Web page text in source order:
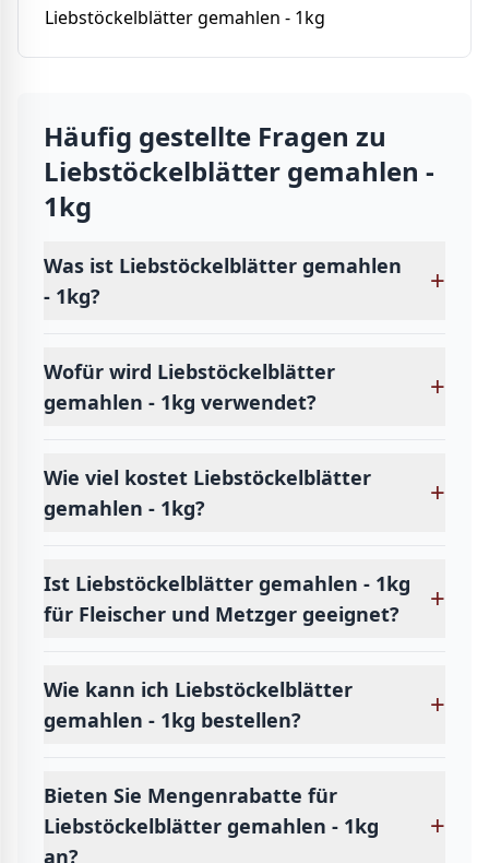
Liebstöckelblätter gemahlen - 1kg
Häufig gestellte Fragen zu
Liebstöckelblätter gemahlen -
1kg
Was ist Liebstöckelblätter gemahlen
- 1kg?
+
Wofür wird Liebstöckelblätter
gemahlen - 1kg verwendet?
+
Wie viel kostet Liebstöckelblätter
gemahlen - 1kg?
+
Ist Liebstöckelblätter gemahlen - 1kg
für Fleischer und Metzger geeignet?
+
Wie kann ich Liebstöckelblätter
gemahlen - 1kg bestellen?
+
Bieten Sie Mengenrabatte für
Liebstöckelblätter gemahlen - 1kg
an?
+